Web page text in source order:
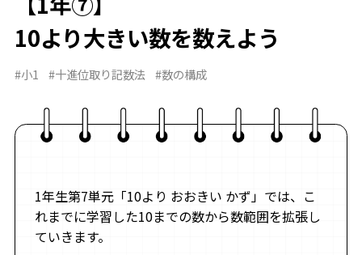
10より大きい数を数えよう
#小1 #十進位取り記数法 #数の構成
1年生第7単元「10より おおきい かず」では、こ
れまでに学習した10までの数から数範囲を拡張し
ていきます。